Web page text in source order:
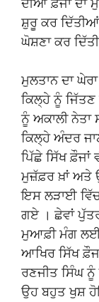
ਦੀਆਂ ਫ਼ੌਜਾਂ ਦਾ
ਸ਼ੁਰੂ ਕਰ ਦਿੱਤੀਆਂ
ਘੋਸ਼ਣਾ ਕਰ
ਮੁਲਤਾਨ ਦਾ
ਕਿਲ੍ਹੇ ਨੂੰ
ਨੂੰ ਅਕਾਲੀ
ਕਿਲ੍ਹੇ ਅੰਦਰ
ਪਿੱਛੇ ਸਿੱਖ
ਮੁਜ਼ੱਫ਼ਰ ਖ਼ਾਂ ਅਤੇ
ਇਸ ਲੜਾਈ
ਗਏ । ਛੇਵਾਂ
ਮੁਆਫ਼ੀ ਮੰਗ ਲਈ
ਆਖਿਰ ਸਿੱਖ
ਰਣਜੀਤ ਸਿੰਘ ਨੂੰ
ਉਹ ਬਹੁਤ ਖੁਸ਼